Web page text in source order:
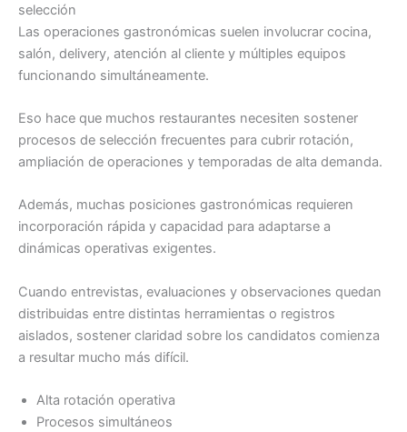
selección
Las operaciones gastronómicas suelen involucrar cocina,
salón, delivery, atención al cliente y múltiples equipos
funcionando simultáneamente.
Eso hace que muchos restaurantes necesiten sostener
procesos de selección frecuentes para cubrir rotación,
ampliación de operaciones y temporadas de alta demanda.
Además, muchas posiciones gastronómicas requieren
incorporación rápida y capacidad para adaptarse a
dinámicas operativas exigentes.
Cuando entrevistas, evaluaciones y observaciones quedan
distribuidas entre distintas herramientas o registros
aislados, sostener claridad sobre los candidatos comienza
a resultar mucho más difícil.
Alta rotación operativa
Procesos simultáneos